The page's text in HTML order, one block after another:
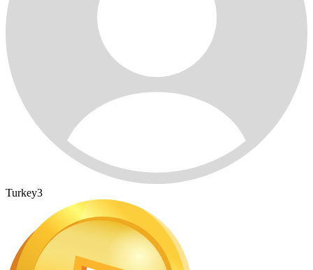
Turkey3